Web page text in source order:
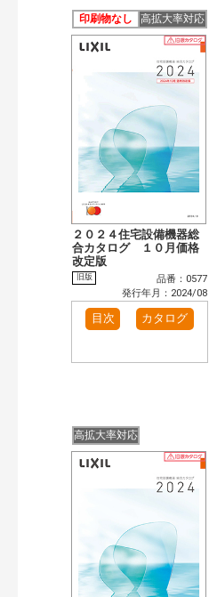
印刷物なし 高拡大率対応
２０２４住宅設備機器総
合カタログ １０月価格
改定版
旧版
品番：0577
発行年月：2024/08
目次 カタログ
高拡大率対応